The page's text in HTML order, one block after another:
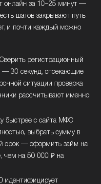
онлайн за 10–25 минут —
шагов закрывают путь
и почти каждый можно
Сверить регистрационный
— 30 секунд, отсекающие
ситуации проверка
рассчитывают именно
быстрее с сайта МФО
выбрать сумму в
срок — оформить займ на
чем на 50 000 ₽ на
идентифицирует